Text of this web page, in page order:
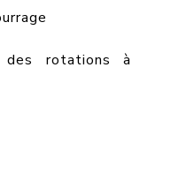
rotations à